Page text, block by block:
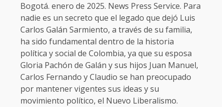
Bogotá. enero de 2025. News Press Service. Para
nadie es un secreto que el legado que dejó Luis
Carlos Galán Sarmiento, a través de su familia,
ha sido fundamental dentro de la historia
política y social de Colombia, ya que su esposa
Gloria Pachón de Galán y sus hijos Juan Manuel,
Carlos Fernando y Claudio se han preocupado
por mantener vigentes sus ideas y su
movimiento político, el Nuevo Liberalismo.